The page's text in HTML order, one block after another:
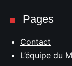
Pages
Contact
L’équipe du